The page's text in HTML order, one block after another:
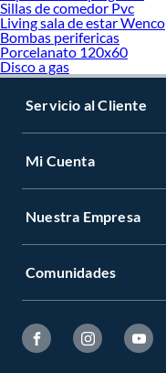
Sillas de comedor Pvc
Living sala de estar Wenco
Bombas perifericas
Porcelanato 120x60
Disco a gas
Servicio al Cliente
Mi Cuenta
Nuestra Empresa
Comunidades